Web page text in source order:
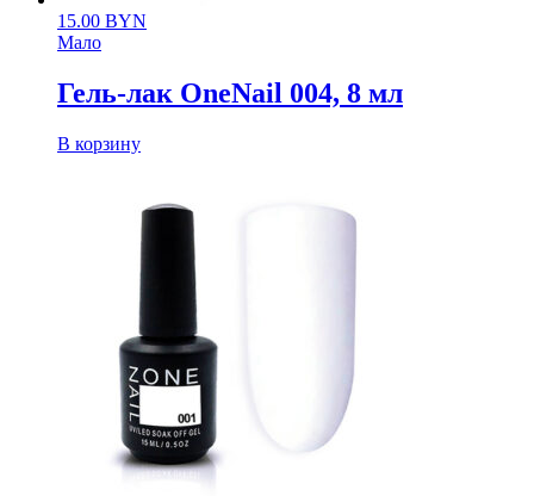
15.00 BYN
Мало
Гель-лак OneNail 004, 8 мл
В корзину